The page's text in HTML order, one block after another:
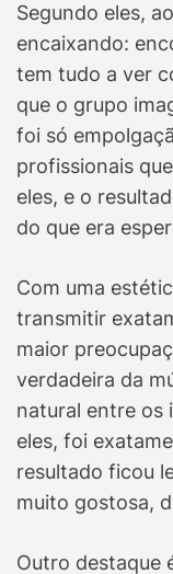
Segundo eles,
encaixando:
tem tudo a ver
que o grupo
foi só
profissionais
eles, e o
do que era
Com uma
transmitir
maior
verdadeira da
natural entre os
eles, foi
resultado ficou
muito gostosa,
Outro destaque